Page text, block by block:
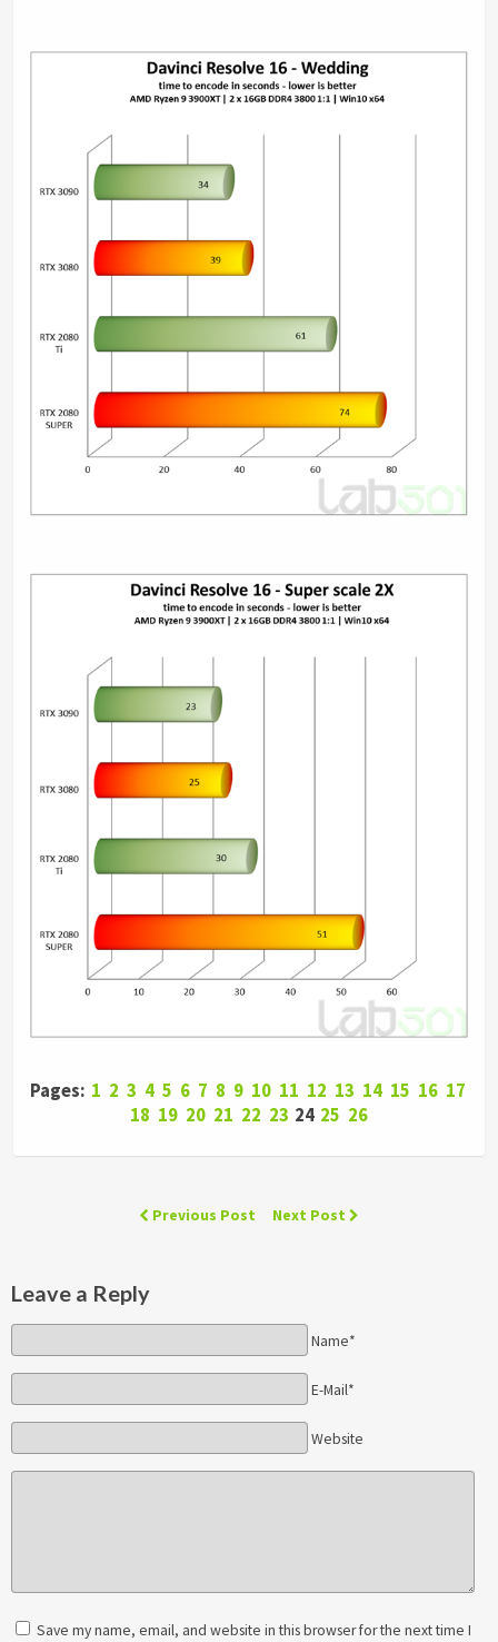
Pages: 1 2 3 4 5 6 7 8 9 10 11 12 13 14 15 16 17
18 19 20 21 22 23 24 25 26
Previous Post Next Post
Leave a Reply
Name*
E-Mail*
Website
Save my name, email, and website in this browser for the next time I